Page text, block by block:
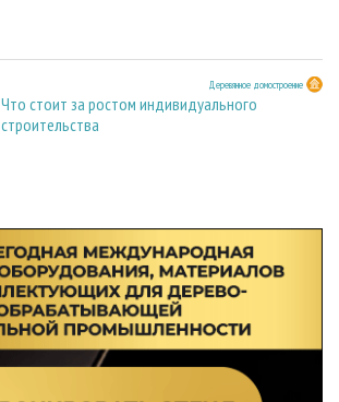
Деревянное домостроение
Что стоит за ростом индивидуального
строительства